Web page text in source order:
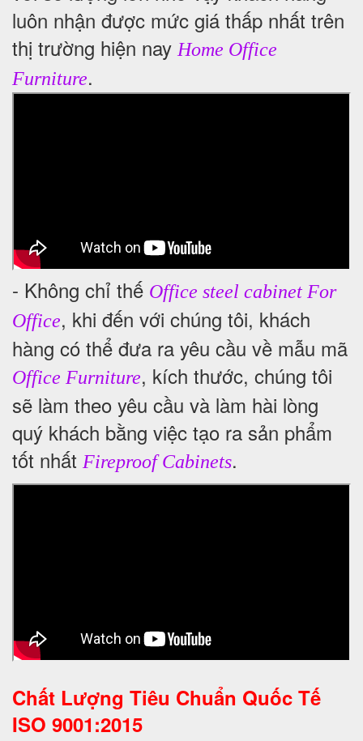
luôn nhận được mức giá thấp nhất trên
thị trường hiện nay Home Office
Furniture.
- Không chỉ thế Office steel cabinet For
Office, khi đến với chúng tôi, khách
hàng có thể đưa ra yêu cầu về mẫu mã
Office Furniture, kích thước, chúng tôi
sẽ làm theo yêu cầu và làm hài lòng
quý khách bằng việc tạo ra sản phẩm
tốt nhất Fireproof Cabinets.
Chất Lượng Tiêu Chuẩn Quốc Tế
ISO 9001:2015